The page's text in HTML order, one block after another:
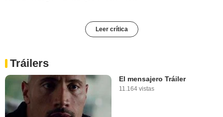
Leer crítica
Tráilers
El mensajero Tráiler
11.164 vistas